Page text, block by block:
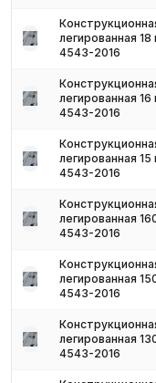
легированная
4543-2016
легированная
4543-2016
легированная
4543-2016
легированная
4543-2016
легированная
4543-2016
легированная
4543-2016